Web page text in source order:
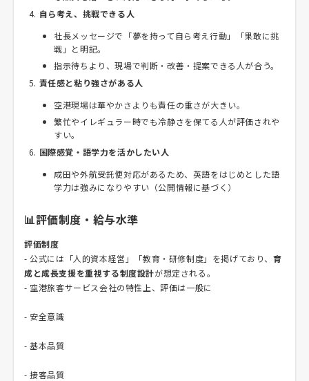
自ら考え、挑戦できる人
社長メッセージで「夢を持って自ら考え行動」「果敢に挑
戦」と明記。
指示待ちより、現場で判断・改善・提案できる人が合う。
責任感と粘り強さがある人
空港現場は華やかさよりも責任の重さが大きい。
繁忙やイレギュラー時でも冷静さを保てる人が評価されや
すい。
国際感覚・語学力を活かしたい人
成田や外航受託便対応があるため、英語をはじめとした語
学力は強みになりやすい（公開情報に基づく）
📊評価制度・給与水準
評価制度
- 公式には「人的資本経営」「教育・研修制度」を掲げており、育
成と成長支援を重視する制度設計が想定される。
- 空港旅客サービス会社の特性上、評価は一般に
- 安全意識
- 基本品質
- 接客品質